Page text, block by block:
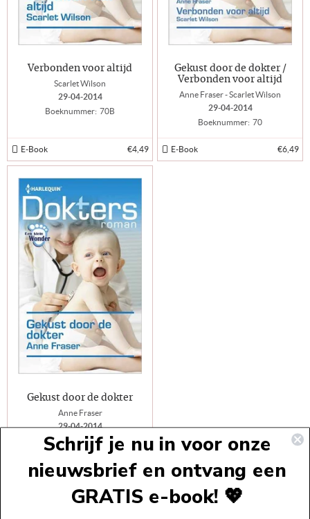
Verbonden voor altijd
Scarlet Wilson
29-04-2014
Boeknummer: 70B
E-Book €4,49
Gekust door de dokter /
Verbonden voor altijd
Anne Fraser - Scarlet Wilson
29-04-2014
Boeknummer: 70
E-Book €6,49
Gekust door de dokter
Anne Fraser
29-04-2014
Boeknummer: 70A
E-Book €4,49
Schrijf je nu in voor onze
nieuwsbrief en ontvang een
GRATIS e-book! 💖